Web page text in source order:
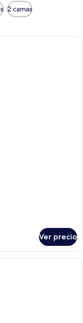
2 camas
Ver precio